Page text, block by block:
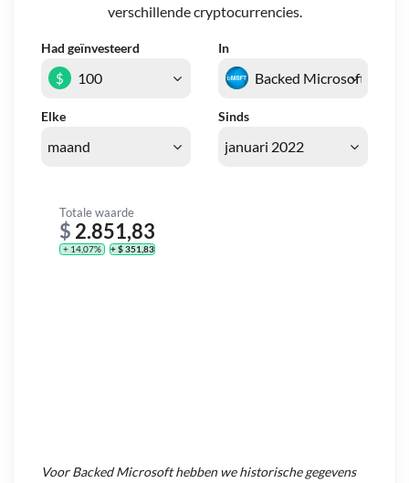
verschillende cryptocurrencies.
Had geïnvesteerd In
Elke Sinds
$
Totale waarde
$ 2.851,83
+ 14,07% + $ 351,83
VoorBacked Microsofthebben we historische gegevens